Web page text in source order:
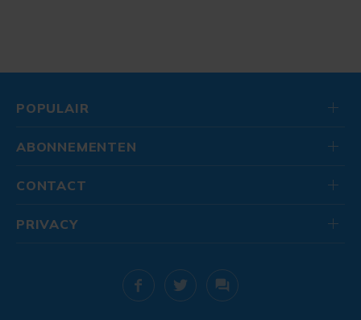
POPULAIR
ABONNEMENTEN
CONTACT
PRIVACY